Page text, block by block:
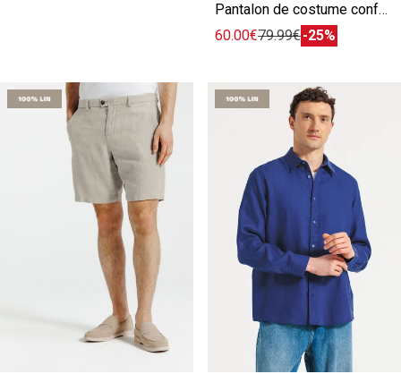
Pantalon de costume confort 100% lin
60.00€79.99€-25%